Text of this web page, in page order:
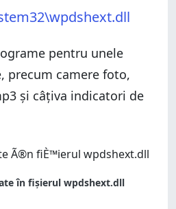
pentru unele
precum camere foto,
și câțiva indicatori de